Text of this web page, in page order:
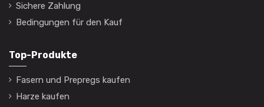
Sichere Zahlung
Bedingungen für den Kauf
Top-Produkte
Fasern und Prepregs kaufen
Harze kaufen